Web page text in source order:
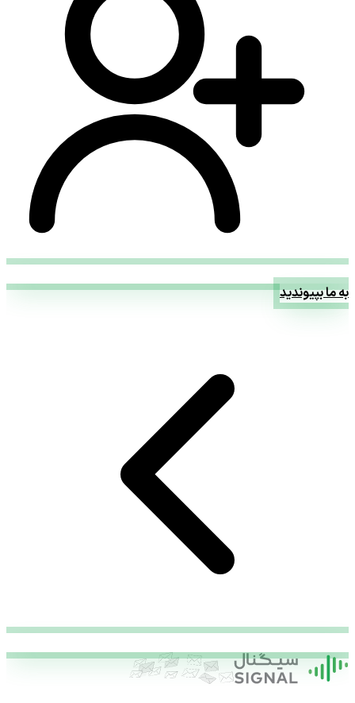
به ما بپیوندید